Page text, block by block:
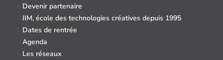
Devenir partenaire
IIM, école des technologies créatives depuis 1995
Dates de rentrée
Agenda
Les réseaux